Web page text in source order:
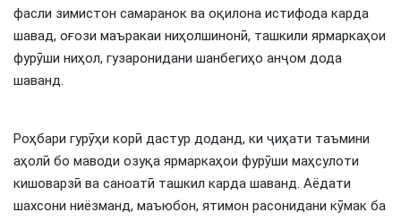
фасли зимистон самаранок ва оқилона истифода карда
шавад, оғози маъракаи ниҳолшинонӣ, ташкили ярмаркаҳои
фурӯши ниҳол, гузаронидани шанбегиҳо анҷом дода
шаванд.
Роҳбари гурӯҳи корӣ дастур доданд, ки ҷиҳати таъмини
аҳолӣ бо маводи озуқа ярмаркаҳои фурӯши маҳсулоти
кишоварзӣ ва саноатӣ ташкил карда шаванд. Аёдати
шахсони ниёзманд, маъюбон, ятимон расонидани кӯмак ба